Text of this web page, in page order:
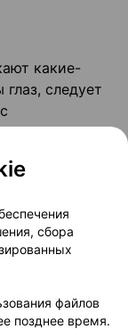
какие-
следует
на
наиболее
особенно
с
тщательный
сбора
файлов
позднее время.